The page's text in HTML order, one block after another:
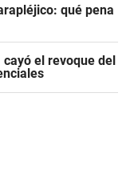
qué pena
el revoque del